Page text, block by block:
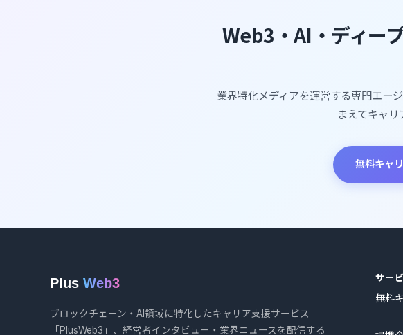
Web3・AI・ディー
業界特化メディアを運営する専門エー
まえてキャリ
無料キャ
Plus Web3
ブロックチェーン・AI領域に特化したキャリア支援サービス
「PlusWeb3」、経営者インタビュー・業界ニュースを配信する
サー
無料